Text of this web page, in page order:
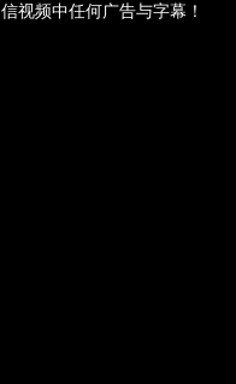
视频中任何广告与字幕！